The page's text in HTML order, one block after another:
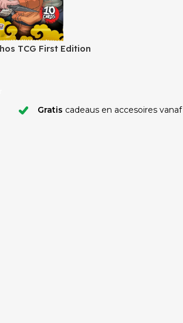
TCG First Edition
Gratis cadeaus en accesoires vanaf